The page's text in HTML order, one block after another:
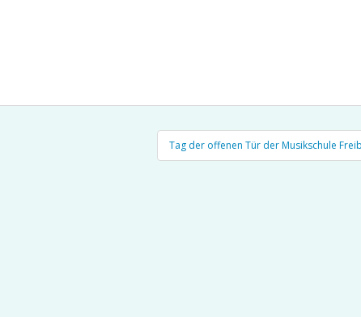
Tag der offenen Tür der Musikschule